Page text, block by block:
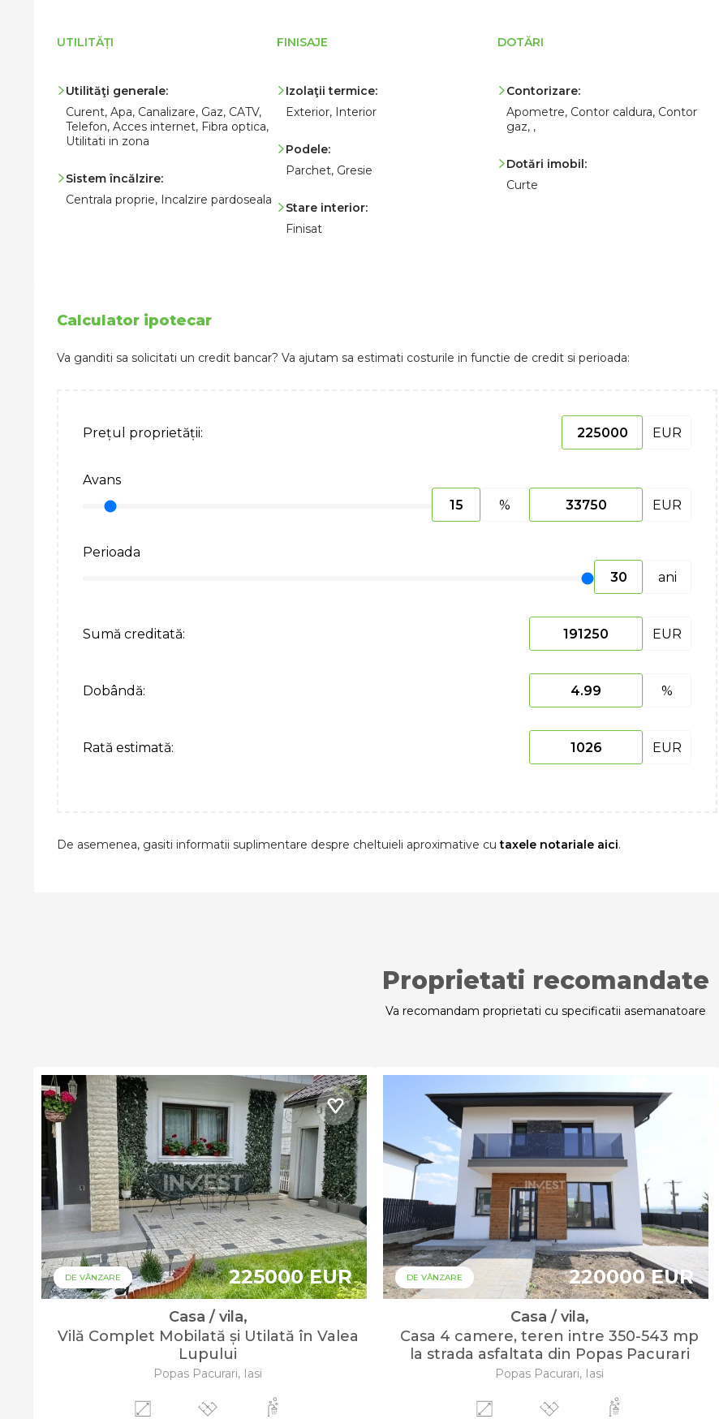
UTILITĂȚI
Utilităţi generale:
Curent, Apa, Canalizare, Gaz, CATV,
Telefon, Acces internet, Fibra optica,
Utilitati in zona
Sistem încălzire:
Centrala proprie, Incalzire pardoseala
FINISAJE
Izolaţii termice:
Exterior, Interior
Podele:
Parchet, Gresie
Stare interior:
Finisat
DOTĂRI
Contorizare:
Apometre, Contor caldura, Contor
gaz, ,
Dotări imobil:
Curte
Calculator ipotecar
Va ganditi sa solicitati un credit bancar? Va ajutam sa estimati costurile in functie de credit si perioada:
Prețul proprietății: EUR
Avans
%
EUR
Perioada
ani
Sumă creditată: EUR
Dobândă: %
Rată estimată: EUR
De asemenea, gasiti informatii suplimentare despre cheltuieli aproximative cutaxele notariale aici.
Proprietati recomandate
Va recomandam proprietati cu specificatii asemanatoare
DE VÂNZARE 225000 EUR
Casa / vila,
Vilă Complet Mobilată și Utilată în Valea
Lupului
Popas Pacurari, Iasi
DE VÂNZARE 220000 EUR
Casa / vila,
Casa 4 camere, teren intre 350-543 mp
la strada asfaltata din Popas Pacurari
Popas Pacurari, Iasi